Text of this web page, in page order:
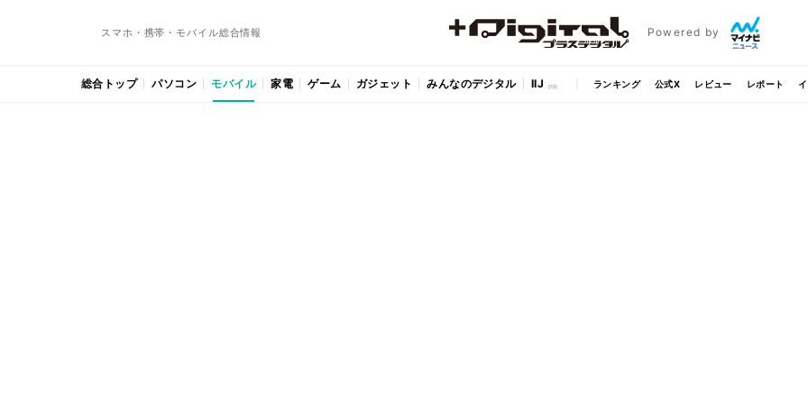
スマホ・携帯・モバイル総合情報 Powered by
総合トップ パソコン モバイル 家電 ゲーム ガジェット みんなのデジタル IIJ ランキング 公式X レビュー レポート